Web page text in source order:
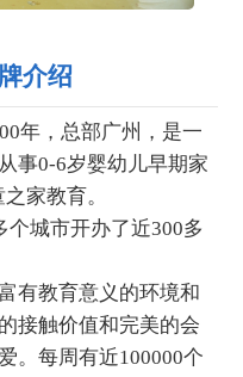
介绍
年，总部广州，是一
事0-6岁婴幼儿早期家
家教育。
城市开办了近300多
有教育意义的环境和
接触价值和完美的会
。每周有近100000个